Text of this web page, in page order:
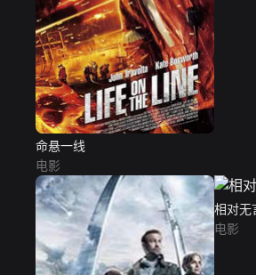
命悬一线
电影
相对无
电影